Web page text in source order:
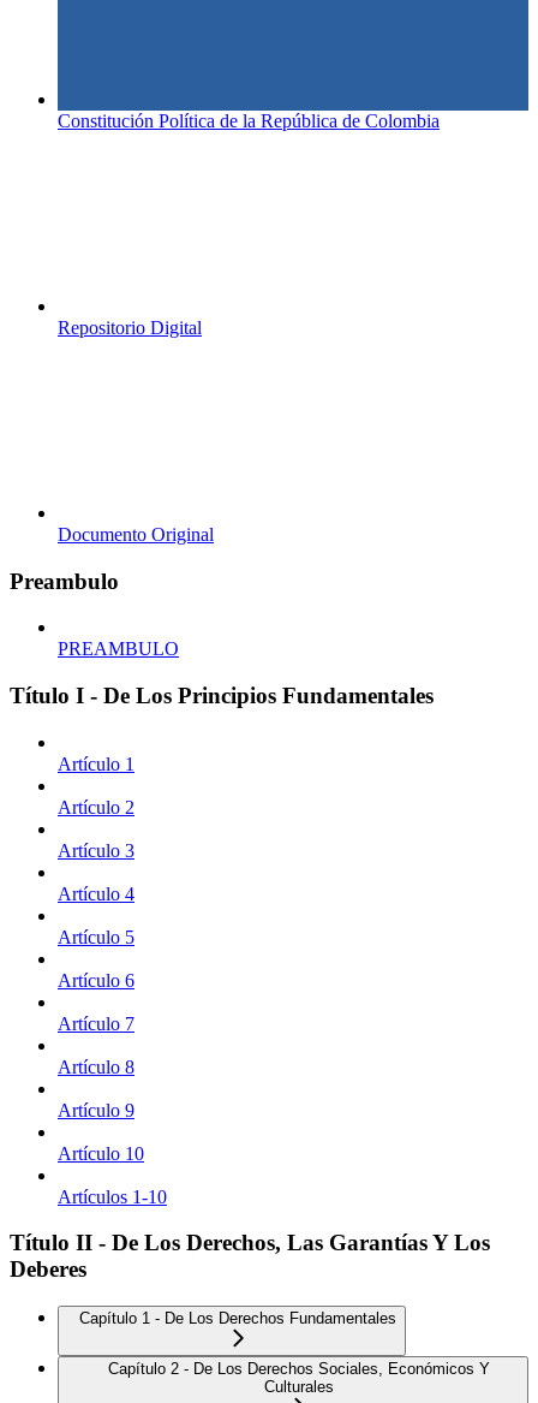
Constitución Política de la República de Colombia
Repositorio Digital
Documento Original
Preambulo
PREAMBULO
Título I - De Los Principios Fundamentales
Artículo 1
Artículo 2
Artículo 3
Artículo 4
Artículo 5
Artículo 6
Artículo 7
Artículo 8
Artículo 9
Artículo 10
Artículos 1-10
Título II - De Los Derechos, Las Garantías Y Los
Deberes
Capítulo 1 - De Los Derechos Fundamentales
Capítulo 2 - De Los Derechos Sociales, Económicos Y
Culturales